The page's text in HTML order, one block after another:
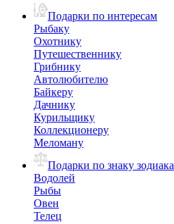
Подарки по интересам
Рыбаку
Охотнику
Путешественнику
Грибнику
Автолюбителю
Байкеру
Дачнику
Курильщику
Коллекционеру
Меломану
Подарки по знаку зодиака
Водолей
Рыбы
Овен
Телец